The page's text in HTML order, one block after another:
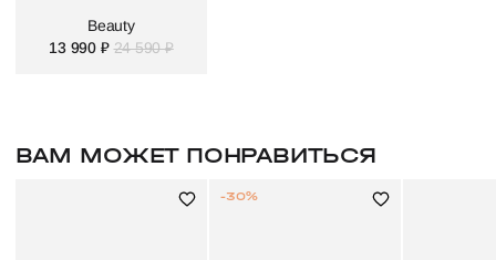
Beauty
13 990 ₽ 24 590 ₽
ВАМ МОЖЕТ ПОНРАВИТЬСЯ
-30%